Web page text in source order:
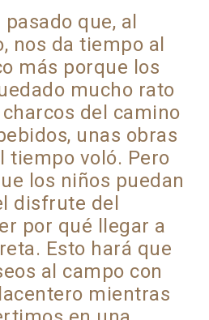
que, al
nos da tiempo al
más porque los
mucho rato
del camino
unas obras
tiempo voló. Pero
los niños puedan
disfrute del
por qué llegar a
Esto hará que
al campo con
mientras